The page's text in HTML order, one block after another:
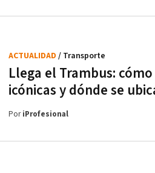
Llega el Trambus:
icónicas y dónde se
ACTUALIDAD / Transporte
PoriProfesional